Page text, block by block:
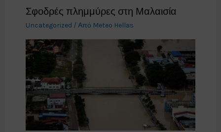
Σφοδρές πλημμύρες στη Μαλαισία
Uncategorized / Από Meteo Hellas